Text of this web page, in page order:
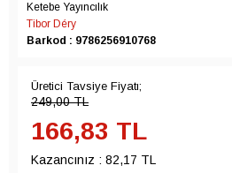
Ketebe Yayıncılık
Tibor Déry
Barkod : 9786256910768
Üretici Tavsiye Fiyatı;
249,00TL
166,83 TL
Kazancınız : 82,17 TL